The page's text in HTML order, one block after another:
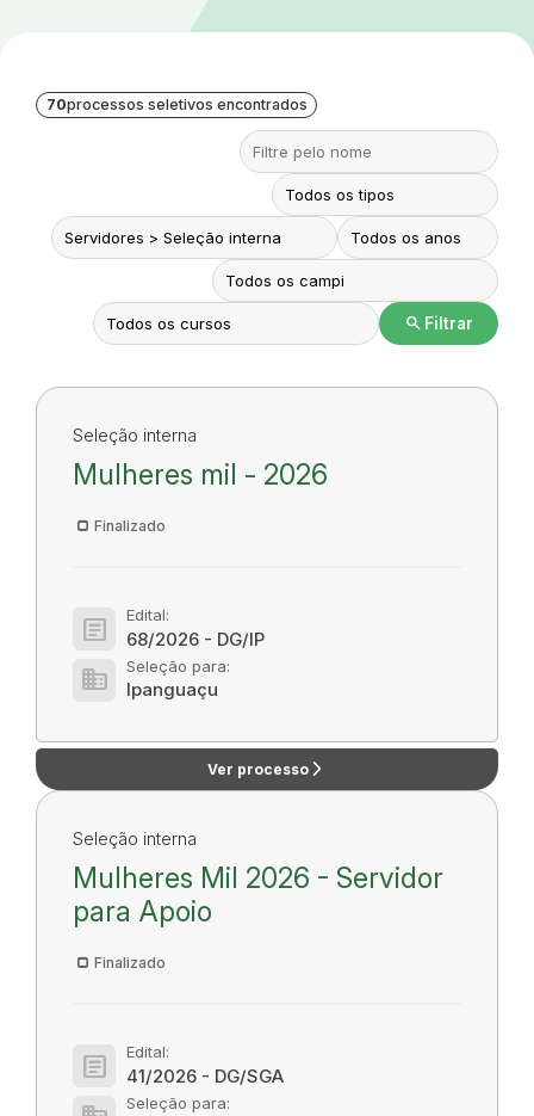
70processos seletivos encontrados
search Filtrar
Seleção interna
Mulheres mil - 2026
Finalizado
article Edital:
68/2026 - DG/IP
domain Seleção para:
Ipanguaçu
Ver processo arrow_forward_ios
Seleção interna
Mulheres Mil 2026 - Servidor
para Apoio
Finalizado
article Edital:
41/2026 - DG/SGA
Seleção para: